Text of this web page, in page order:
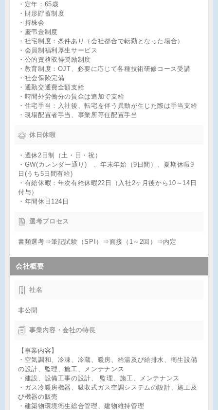
・定年：65歳
・財形貯蓄制度
・持株会
・慶弔金制度
・社宅制度：条件あり（会社都合で転勤となった場合）
・会員制福利厚生サービス
・公的資格取得奨励制度
・教育制度：OJT、必要に応じて各種技術研修コース受講
・社会保険完備
・通勤交通費全額支給
・時間外労働分の賃金は追加で支給
・住宅手当：入社後、転宅を伴う異動が生じた際は手当支給
・現場配置者手当、事業所専任配置手当
休日休暇
・週休2日制（土・日・祝）
・GW(カレンダー通り) 、年末年始（9日間）、夏期休暇9
日(うち5日間有給)
・有給休暇：年次有給休暇22日（入社2ヶ月後から10～14日
付与）
・年間休日124日
選考プロセス
書類選考⇒筆記試験（SPI）⇒面接（1～2回）⇒内定
会社概要
社名
非公開
事業内容・会社の特長
【事業内容】
・空気調和、冷凍、冷蔵、暖房、給湯及び給排水、衛生設備
の設計、監理、施工、メンテナンス
・建設、設備工事の設計、 監理、施工、メンテナンス
・ガス冷暖房機器、吸収式ガス空調システムの設計、施工及
び機器の販売
・建築物環境衛生総合管理、建物維持管理